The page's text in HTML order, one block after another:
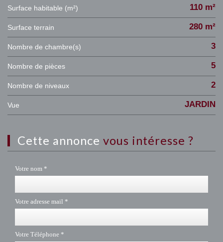
Surface habitable (m²) 110 m²
surface terrain 280 m²
Nombre de chambre(s) 3
Nombre de pièces 5
Nombre de niveaux 2
Vue JARDIN
cette annonce vous intéresse ?
Votre nom *
Votre adresse mail *
Votre Téléphone *